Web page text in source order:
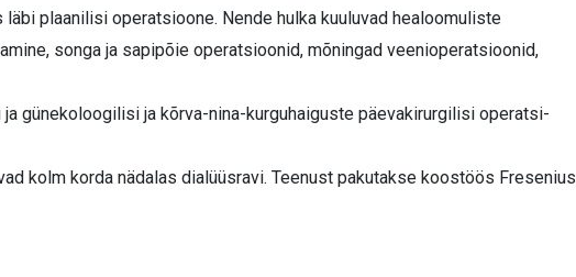
plaanilisi operatsioone. Nende hulka kuuluvad healoomuliste
songa ja sapipõie operatsioonid, mõningad veenioperatsioonid,
günekoloogilisi ja kõrva-nina-kurguhaiguste päevakirurgilisi operatsi­
kolm korda nädalas dialüüsravi. Teenust pakutakse koostöös Fresenius